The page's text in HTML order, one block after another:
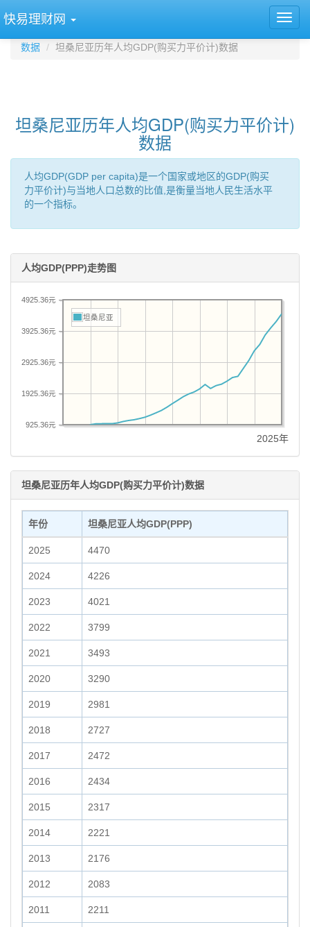
快易理财网
数据 坦桑尼亚历年人均GDP(购买力平价计)数据
坦桑尼亚历年人均GDP(购买力平价计)
数据
人均GDP(GDP per capita)是一个国家或地区的GDP(购买
力平价计)与当地人口总数的比值,是衡量当地人民生活水平
的一个指标。
人均GDP(PPP)走势图
925.36元
1925.36元
2925.36元
3925.36元
4925.36元
坦桑尼亚
2025年
坦桑尼亚历年人均GDP(购买力平价计)数据
年份 坦桑尼亚人均GDP(PPP)
2025 4470
2024 4226
2023 4021
2022 3799
2021 3493
2020 3290
2019 2981
2018 2727
2017 2472
2016 2434
2015 2317
2014 2221
2013 2176
2012 2083
2011 2211